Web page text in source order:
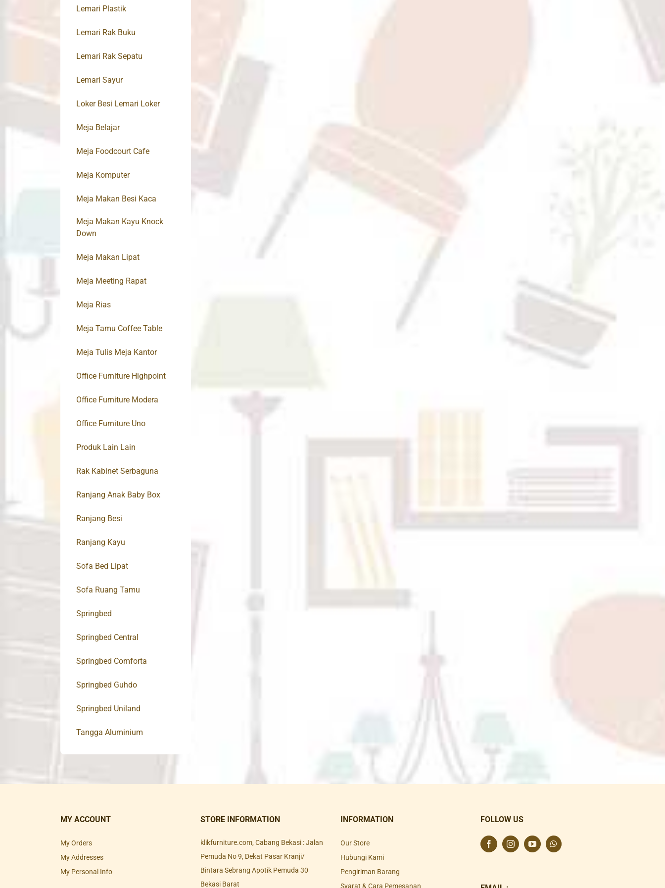
Lemari Plastik
Lemari Rak Buku
Lemari Rak Sepatu
Lemari Sayur
Loker Besi Lemari Loker
Meja Belajar
Meja Foodcourt Cafe
Meja Komputer
Meja Makan Besi Kaca
Meja Makan Kayu Knock
Down
Meja Makan Lipat
Meja Meeting Rapat
Meja Rias
Meja Tamu Coffee Table
Meja Tulis Meja Kantor
Office Furniture Highpoint
Office Furniture Modera
Office Furniture Uno
Produk Lain Lain
Rak Kabinet Serbaguna
Ranjang Anak Baby Box
Ranjang Besi
Ranjang Kayu
Sofa Bed Lipat
Sofa Ruang Tamu
Springbed
Springbed Central
Springbed Comforta
Springbed Guhdo
Springbed Uniland
Tangga Aluminium
MY ACCOUNT
My Orders
My Addresses
My Personal Info
STORE INFORMATION
klikfurniture.com, Cabang Bekasi : Jalan
Pemuda No 9, Dekat Pasar Kranji/
Bintara Sebrang Apotik Pemuda 30
Bekasi Barat
INFORMATION
Our Store
Hubungi Kami
Pengiriman Barang
Syarat & Cara Pemesanan
FOLLOW US